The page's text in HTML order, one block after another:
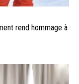
rend hommage à